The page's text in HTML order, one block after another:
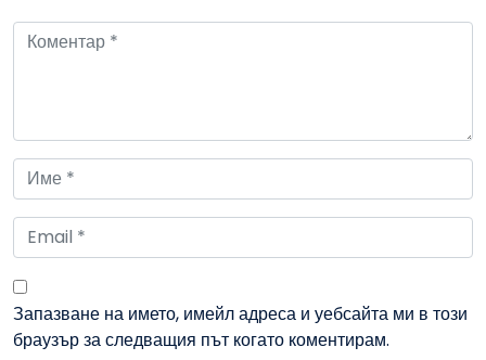
Запазване на името, имейл адреса и уебсайта ми в този
браузър за следващия път когато коментирам.